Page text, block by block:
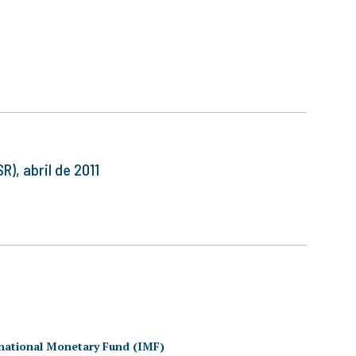
abril de 2011
Monetary Fund (IMF)